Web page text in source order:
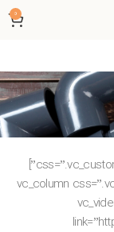
0
css=”.vc_custom_1491392927011{margin-bottom: 5vh !important;}”]
[vc_column
!important;}” offset=”vc_col-lg-8 vc_col-md-